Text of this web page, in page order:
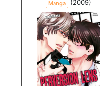
Manga (2009)